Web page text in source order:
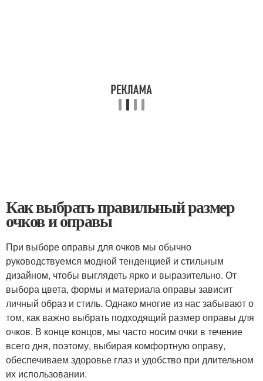
Как выбрать правильный размер
очков и оправы
При выборе оправы для очков мы обычно
руководствуемся модной тенденцией и стильным
дизайном, чтобы выглядеть ярко и выразительно. От
выбора цвета, формы и материала оправы зависит
личный образ и стиль. Однако многие из нас забывают о
том, как важно выбрать подходящий размер оправы для
очков. В конце концов, мы часто носим очки в течение
всего дня, поэтому, выбирая комфортную оправу,
обеспечиваем здоровье глаз и удобство при длительном
их использовании.